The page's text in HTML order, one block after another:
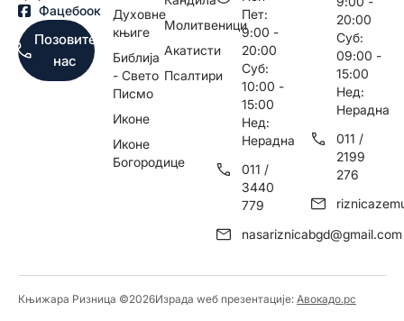
Фацебоок
Позовите
нас
Духовне
књиге
Библија
- Свето
Писмо
Иконе
Иконе
Богородице
Молитвеници
Акатисти
Псалтири
Пет:
9:00 -
20:00
Суб:
10:00 -
15:00
Нед:
Нерадна
011 /
3440
779
nasariznicabgd@gmail.com
20:00
Суб:
09:00 -
15:00
Нед:
Нерадна
011 /
2199
276
Књижара Ризница ©️2026Израда wеб презентације: Авокадо.рс